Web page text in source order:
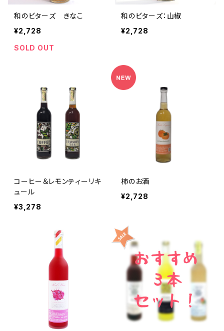
和のビターズ きなこ
¥2,728
SOLD OUT
和のビターズ：山椒
¥2,728
コーヒー＆レモンティーリキ
ュール
¥3,278
柿のお酒
¥2,728